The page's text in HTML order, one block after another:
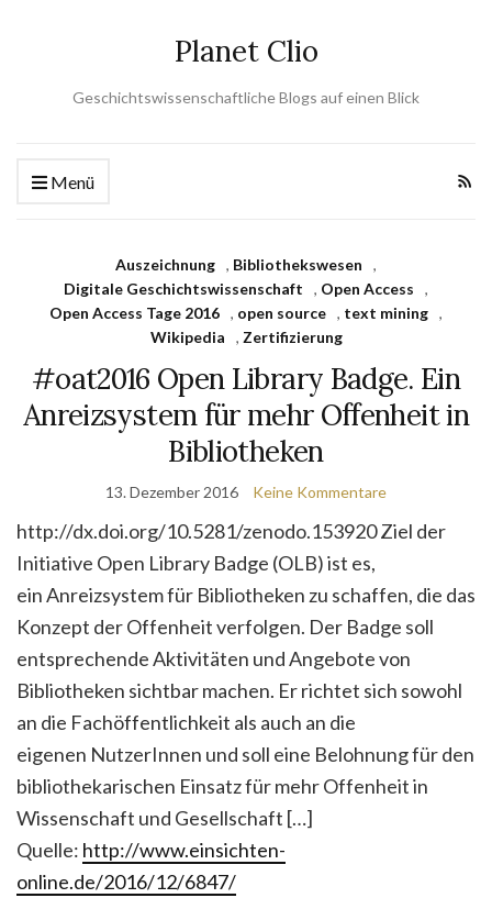
Planet Clio
Geschichtswissenschaftliche Blogs auf einen Blick
Menü
Auszeichnung , Bibliothekswesen
,
Digitale Geschichtswissenschaft
, Open Access
,
Open Access Tage 2016 , open source , text mining ,
Wikipedia
, Zertifizierung
#oat2016 Open Library Badge. Ein
Anreizsystem für mehr Offenheit in
Bibliotheken
13. Dezember 2016 Keine Kommentare
http://dx.doi.org/10.5281/zenodo.153920 Ziel der
Initiative Open Library Badge (OLB) ist es,
ein Anreizsystem für Bibliotheken zu schaffen, die das
Konzept der Offenheit verfolgen. Der Badge soll
entsprechende Aktivitäten und Angebote von
Bibliotheken sichtbar machen. Er richtet sich sowohl
an die Fachöffentlichkeit als auch an die
eigenen NutzerInnen und soll eine Belohnung für den
bibliothekarischen Einsatz für mehr Offenheit in
Wissenschaft und Gesellschaft […]
Quelle: http://www.einsichten-
online.de/2016/12/6847/